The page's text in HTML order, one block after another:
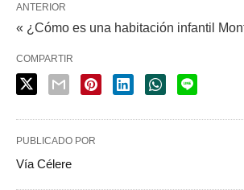
ANTERIOR
« ¿Cómo es una habitación infantil
COMPARTIR
PUBLICADO POR
Vía Célere